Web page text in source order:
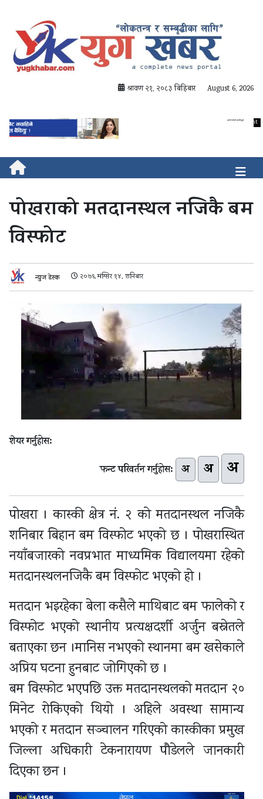
श्रावण २१, २०८३ बिहिबार August 6, 2026
पोखराको मतदानस्थल नजिकै बम
विस्फोट
न्युज डेस्क २०७६ मंग्सिर १४, शनिबार
शेयर गर्नुहोस:
फन्ट परिवर्तन गर्नुहोस: अ अ अ
पोखरा । कास्की क्षेत्र नं. २ को मतदानस्थल नजिकै
शनिबार बिहान बम विस्फोट भएको छ । पोखरास्थित
नयाँबजारको नवप्रभात माध्यमिक विद्यालयमा रहेको
मतदानस्थलनजिकै बम विस्फोट भएको हो ।
मतदान भइरहेका बेला कसैले माथिबाट बम फालेको र
विस्फोट भएको स्थानीय प्रत्यक्षदर्शी अर्जुन बस्नेतले
बताएका छन ।मानिस नभएको स्थानमा बम खसेकाले
अप्रिय घटना हुनबाट जोगिएको छ ।
बम विस्फोट भएपछि उक्त मतदानस्थलको मतदान २०
मिनेट रोकिएको थियो । अहिले अवस्था सामान्य
भएको र मतदान सञ्चालन गरिएको कास्कीका प्रमुख
जिल्ला अधिकारी टेकनारायण पौडेलले जानकारी
दिएका छन ।